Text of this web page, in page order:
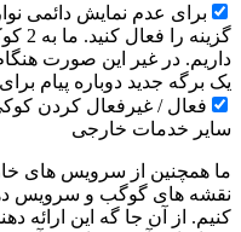
برای عدم نمایش دائمی
داریم. در غیر این صورت
یک برگه جدید دوباره پیام
فعال / غیرفعال کردن
سایر خدمات خارجی
ما همچنین از سرویس های
نقشه های گوگب و سرویس
کنیم. از آن جا گه این